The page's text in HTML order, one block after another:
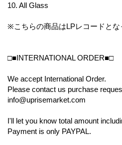
10. All Glass
※こちらの商品はLPレコードとな
□■INTERNATIONAL ORDER■□
We accept International Order.
Please contact us purchase
info@uprisemarket.com
I'll let you know total amount
Payment is only PAYPAL.